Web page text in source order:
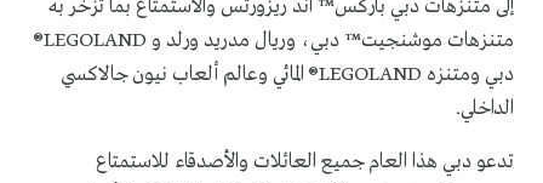
إلى متنزهات دبي باركس™ آند ريزورتس والاستمتاع بما تزخر به
متنزهات موشنجيت™ دبي، وريال مدريد ورلد و LEGOLAND®
دبي ومتنزه LEGOLAND® المائي وعالم ألعاب نيون جالاكسي
الداخلي.
تدعو دبي هذا العام جميع العائلات والأصدقاء للاستمتاع